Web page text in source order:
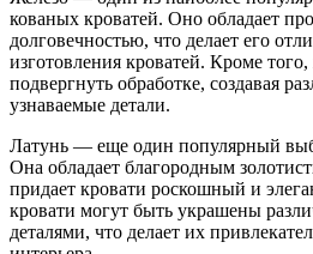
кованых кроватей. Оно обладает
долговечностью, что делает его
изготовления кроватей. Кроме
подвергнуть обработке, создавая
узнаваемые детали.
Латунь — еще один популярный
Она обладает благородным
придает кровати роскошный и
кровати могут быть украшены
деталями, что делает их